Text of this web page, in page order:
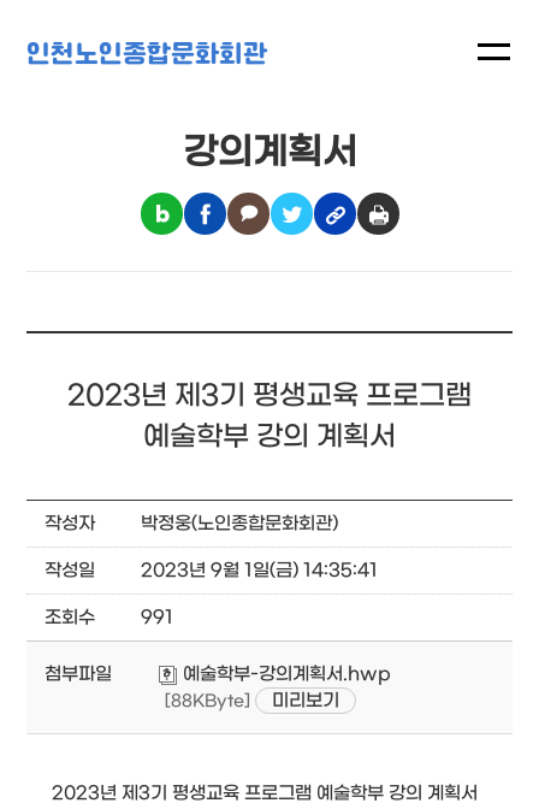
인천노인종합문화회관
강의계획서
2023년 제3기 평생교육 프로그램
예술학부 강의 계획서
작성자 박정웅(노인종합문화회관)
작성일 2023년 9월 1일(금) 14:35:41
조회수 991
첨부파일 예술학부-강의계획서.hwp
[88KByte] 미리보기
2023년 제3기 평생교육 프로그램 예술학부 강의 계획서